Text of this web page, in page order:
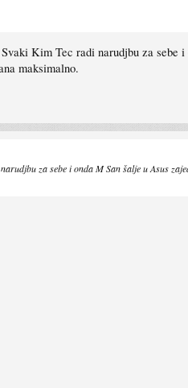
Kim Tec radi narudjbu za
maksimalno.
za sebe i onda M San šalje u Asus